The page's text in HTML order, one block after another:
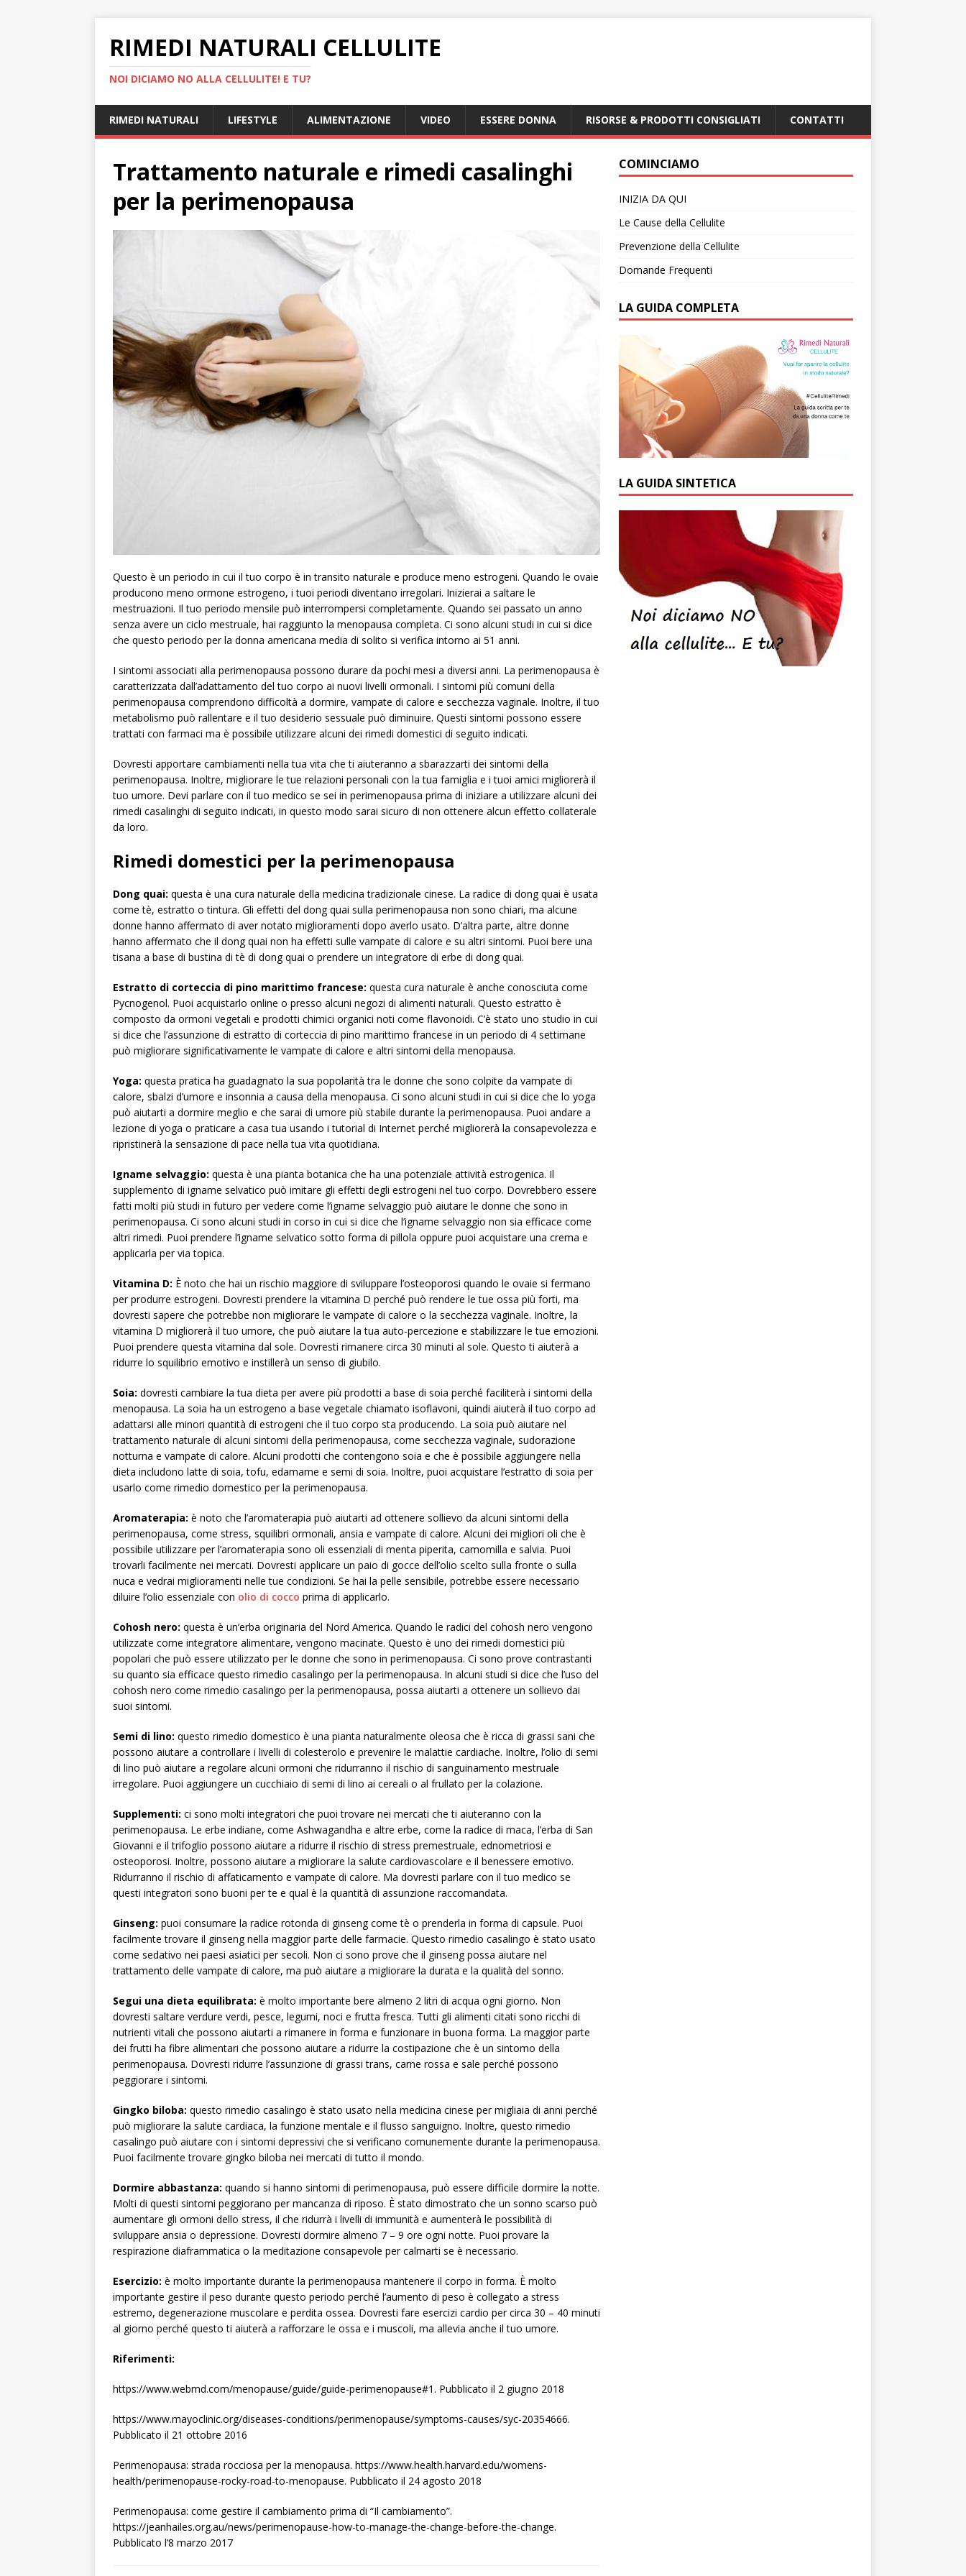
RIMEDI NATURALI CELLULITE
NOI DICIAMO NO ALLA CELLULITE! E TU?
RIMEDI NATURALI LIFESTYLE ALIMENTAZIONE VIDEO ESSERE DONNA RISORSE & PRODOTTI CONSIGLIATI CONTATTI
Trattamento naturale e rimedi casalinghi
per la perimenopausa
Questo è un periodo in cui il tuo corpo è in transito naturale e produce meno estrogeni. Quando le ovaie
producono meno ormone estrogeno, i tuoi periodi diventano irregolari. Inizierai a saltare le
mestruazioni. Il tuo periodo mensile può interrompersi completamente. Quando sei passato un anno
senza avere un ciclo mestruale, hai raggiunto la menopausa completa. Ci sono alcuni studi in cui si dice
che questo periodo per la donna americana media di solito si verifica intorno ai 51 anni.
I sintomi associati alla perimenopausa possono durare da pochi mesi a diversi anni. La perimenopausa è
caratterizzata dall’adattamento del tuo corpo ai nuovi livelli ormonali. I sintomi più comuni della
perimenopausa comprendono difficoltà a dormire, vampate di calore e secchezza vaginale. Inoltre, il tuo
metabolismo può rallentare e il tuo desiderio sessuale può diminuire. Questi sintomi possono essere
trattati con farmaci ma è possibile utilizzare alcuni dei rimedi domestici di seguito indicati.
Dovresti apportare cambiamenti nella tua vita che ti aiuteranno a sbarazzarti dei sintomi della
perimenopausa. Inoltre, migliorare le tue relazioni personali con la tua famiglia e i tuoi amici migliorerà il
tuo umore. Devi parlare con il tuo medico se sei in perimenopausa prima di iniziare a utilizzare alcuni dei
rimedi casalinghi di seguito indicati, in questo modo sarai sicuro di non ottenere alcun effetto collaterale
da loro.
Rimedi domestici per la perimenopausa
Dong quai: questa è una cura naturale della medicina tradizionale cinese. La radice di dong quai è usata
come tè, estratto o tintura. Gli effetti del dong quai sulla perimenopausa non sono chiari, ma alcune
donne hanno affermato di aver notato miglioramenti dopo averlo usato. D’altra parte, altre donne
hanno affermato che il dong quai non ha effetti sulle vampate di calore e su altri sintomi. Puoi bere una
tisana a base di bustina di tè di dong quai o prendere un integratore di erbe di dong quai.
Estratto di corteccia di pino marittimo francese: questa cura naturale è anche conosciuta come
Pycnogenol. Puoi acquistarlo online o presso alcuni negozi di alimenti naturali. Questo estratto è
composto da ormoni vegetali e prodotti chimici organici noti come flavonoidi. C’è stato uno studio in cui
si dice che l’assunzione di estratto di corteccia di pino marittimo francese in un periodo di 4 settimane
può migliorare significativamente le vampate di calore e altri sintomi della menopausa.
Yoga: questa pratica ha guadagnato la sua popolarità tra le donne che sono colpite da vampate di
calore, sbalzi d’umore e insonnia a causa della menopausa. Ci sono alcuni studi in cui si dice che lo yoga
può aiutarti a dormire meglio e che sarai di umore più stabile durante la perimenopausa. Puoi andare a
lezione di yoga o praticare a casa tua usando i tutorial di Internet perché migliorerà la consapevolezza e
ripristinerà la sensazione di pace nella tua vita quotidiana.
Igname selvaggio: questa è una pianta botanica che ha una potenziale attività estrogenica. Il
supplemento di igname selvatico può imitare gli effetti degli estrogeni nel tuo corpo. Dovrebbero essere
fatti molti più studi in futuro per vedere come l’igname selvaggio può aiutare le donne che sono in
perimenopausa. Ci sono alcuni studi in corso in cui si dice che l’igname selvaggio non sia efficace come
altri rimedi. Puoi prendere l’igname selvatico sotto forma di pillola oppure puoi acquistare una crema e
applicarla per via topica.
Vitamina D: È noto che hai un rischio maggiore di sviluppare l’osteoporosi quando le ovaie si fermano
per produrre estrogeni. Dovresti prendere la vitamina D perché può rendere le tue ossa più forti, ma
dovresti sapere che potrebbe non migliorare le vampate di calore o la secchezza vaginale. Inoltre, la
vitamina D migliorerà il tuo umore, che può aiutare la tua auto-percezione e stabilizzare le tue emozioni.
Puoi prendere questa vitamina dal sole. Dovresti rimanere circa 30 minuti al sole. Questo ti aiuterà a
ridurre lo squilibrio emotivo e instillerà un senso di giubilo.
Soia: dovresti cambiare la tua dieta per avere più prodotti a base di soia perché faciliterà i sintomi della
menopausa. La soia ha un estrogeno a base vegetale chiamato isoflavoni, quindi aiuterà il tuo corpo ad
adattarsi alle minori quantità di estrogeni che il tuo corpo sta producendo. La soia può aiutare nel
trattamento naturale di alcuni sintomi della perimenopausa, come secchezza vaginale, sudorazione
notturna e vampate di calore. Alcuni prodotti che contengono soia e che è possibile aggiungere nella
dieta includono latte di soia, tofu, edamame e semi di soia. Inoltre, puoi acquistare l’estratto di soia per
usarlo come rimedio domestico per la perimenopausa.
Aromaterapia: è noto che l’aromaterapia può aiutarti ad ottenere sollievo da alcuni sintomi della
perimenopausa, come stress, squilibri ormonali, ansia e vampate di calore. Alcuni dei migliori oli che è
possibile utilizzare per l’aromaterapia sono oli essenziali di menta piperita, camomilla e salvia. Puoi
trovarli facilmente nei mercati. Dovresti applicare un paio di gocce dell’olio scelto sulla fronte o sulla
nuca e vedrai miglioramenti nelle tue condizioni. Se hai la pelle sensibile, potrebbe essere necessario
diluire l’olio essenziale con olio di cocco prima di applicarlo.
Cohosh nero: questa è un’erba originaria del Nord America. Quando le radici del cohosh nero vengono
utilizzate come integratore alimentare, vengono macinate. Questo è uno dei rimedi domestici più
popolari che può essere utilizzato per le donne che sono in perimenopausa. Ci sono prove contrastanti
su quanto sia efficace questo rimedio casalingo per la perimenopausa. In alcuni studi si dice che l’uso del
cohosh nero come rimedio casalingo per la perimenopausa, possa aiutarti a ottenere un sollievo dai
suoi sintomi.
Semi di lino: questo rimedio domestico è una pianta naturalmente oleosa che è ricca di grassi sani che
possono aiutare a controllare i livelli di colesterolo e prevenire le malattie cardiache. Inoltre, l’olio di semi
di lino può aiutare a regolare alcuni ormoni che ridurranno il rischio di sanguinamento mestruale
irregolare. Puoi aggiungere un cucchiaio di semi di lino ai cereali o al frullato per la colazione.
Supplementi: ci sono molti integratori che puoi trovare nei mercati che ti aiuteranno con la
perimenopausa. Le erbe indiane, come Ashwagandha e altre erbe, come la radice di maca, l’erba di San
Giovanni e il trifoglio possono aiutare a ridurre il rischio di stress premestruale, ednometriosi e
osteoporosi. Inoltre, possono aiutare a migliorare la salute cardiovascolare e il benessere emotivo.
Ridurranno il rischio di affaticamento e vampate di calore. Ma dovresti parlare con il tuo medico se
questi integratori sono buoni per te e qual è la quantità di assunzione raccomandata.
Ginseng: puoi consumare la radice rotonda di ginseng come tè o prenderla in forma di capsule. Puoi
facilmente trovare il ginseng nella maggior parte delle farmacie. Questo rimedio casalingo è stato usato
come sedativo nei paesi asiatici per secoli. Non ci sono prove che il ginseng possa aiutare nel
trattamento delle vampate di calore, ma può aiutare a migliorare la durata e la qualità del sonno.
Segui una dieta equilibrata: è molto importante bere almeno 2 litri di acqua ogni giorno. Non
dovresti saltare verdure verdi, pesce, legumi, noci e frutta fresca. Tutti gli alimenti citati sono ricchi di
nutrienti vitali che possono aiutarti a rimanere in forma e funzionare in buona forma. La maggior parte
dei frutti ha fibre alimentari che possono aiutare a ridurre la costipazione che è un sintomo della
perimenopausa. Dovresti ridurre l’assunzione di grassi trans, carne rossa e sale perché possono
peggiorare i sintomi.
Gingko biloba: questo rimedio casalingo è stato usato nella medicina cinese per migliaia di anni perché
può migliorare la salute cardiaca, la funzione mentale e il flusso sanguigno. Inoltre, questo rimedio
casalingo può aiutare con i sintomi depressivi che si verificano comunemente durante la perimenopausa.
Puoi facilmente trovare gingko biloba nei mercati di tutto il mondo.
Dormire abbastanza: quando si hanno sintomi di perimenopausa, può essere difficile dormire la notte.
Molti di questi sintomi peggiorano per mancanza di riposo. È stato dimostrato che un sonno scarso può
aumentare gli ormoni dello stress, il che ridurrà i livelli di immunità e aumenterà le possibilità di
sviluppare ansia o depressione. Dovresti dormire almeno 7 – 9 ore ogni notte. Puoi provare la
respirazione diaframmatica o la meditazione consapevole per calmarti se è necessario.
Esercizio: è molto importante durante la perimenopausa mantenere il corpo in forma. È molto
importante gestire il peso durante questo periodo perché l’aumento di peso è collegato a stress
estremo, degenerazione muscolare e perdita ossea. Dovresti fare esercizi cardio per circa 30 – 40 minuti
al giorno perché questo ti aiuterà a rafforzare le ossa e i muscoli, ma allevia anche il tuo umore.
Riferimenti:
https://www.webmd.com/menopause/guide/guide-perimenopause#1. Pubblicato il 2 giugno 2018
https://www.mayoclinic.org/diseases-conditions/perimenopause/symptoms-causes/syc-20354666.
Pubblicato il 21 ottobre 2016
Perimenopausa: strada rocciosa per la menopausa. https://www.health.harvard.edu/womens-
health/perimenopause-rocky-road-to-menopause. Pubblicato il 24 agosto 2018
Perimenopausa: come gestire il cambiamento prima di “Il cambiamento”.
https://jeanhailes.org.au/news/perimenopause-how-to-manage-the-change-before-the-change.
Pubblicato l’8 marzo 2017
COMINCIAMO
INIZIA DA QUI
Le Cause della Cellulite
Prevenzione della Cellulite
Domande Frequenti
LA GUIDA COMPLETA
LA GUIDA SINTETICA